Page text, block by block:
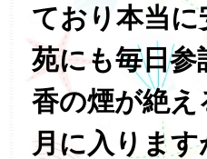
ており本当
苑にも毎日参
香の煙が絶
月に入りま